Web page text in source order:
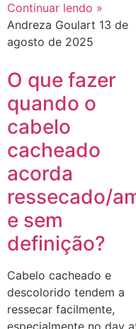
Continuar lendo »
Andreza Goulart 13 de
agosto de 2025
O que fazer
quando o
cabelo
cacheado
acorda
ressecado/
e sem
definição?
Cabelo cacheado e
descolorido tendem a
ressecar facilmente,